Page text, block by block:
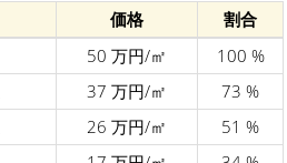
価格
割合
50 万円/㎡
100 %
37 万円/㎡
73 %
26 万円/㎡
51 %